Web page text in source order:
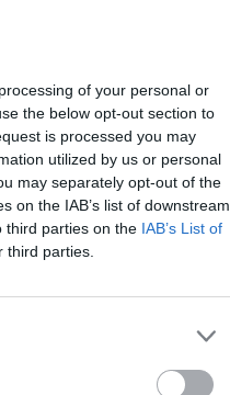
of your personal or
the below opt-out section to
is processed you may
utilized by us or personal
may separately opt-out of the
on the IAB’s list of downstream
third parties on the IAB’s List of
parties.
10